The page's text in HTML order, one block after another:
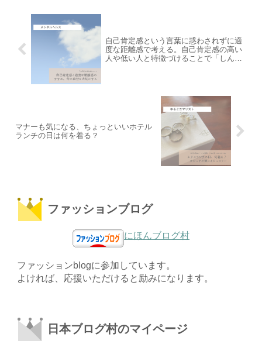
自己肯定感という言葉に惑わされずに適
度な距離感で考える。自己肯定感の高い
人や低い人と特徴づけることで「しんど
マナーも気になる、ちょっといいホテル
ランチの日は何を着る？
ファッションブログ
にほんブログ村
ファッションblogに参加しています。
よければ、応援いただけると励みになります。
日本ブログ村のマイページ